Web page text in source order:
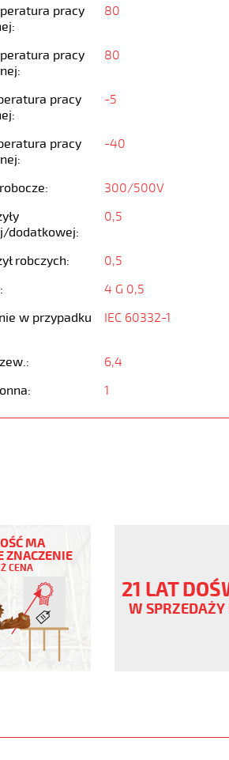
pracy
80
pracy
80
pracy
-5
pracy
-40
300/500V
dodatkowej:
0,5
robczych:
0,5
4 G 0,5
w przypadku
IEC 60332-1
6,4
1
MA
ZNACZENIE
CENA
21 LAT
W